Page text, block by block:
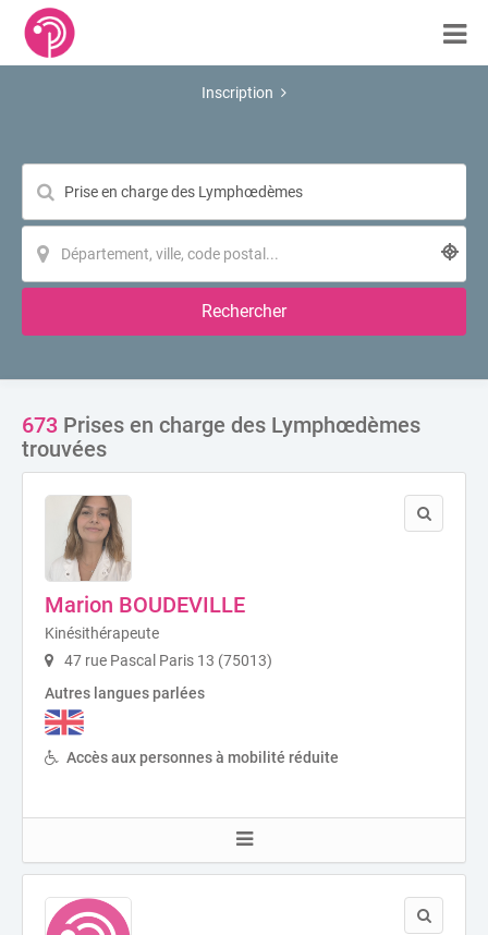
Inscription
Rechercher
673 Prises en charge des Lymphœdèmes
trouvées
Marion BOUDEVILLE
Kinésithérapeute
47 rue Pascal Paris 13 (75013)
Autres langues parlées
Accès aux personnes à mobilité réduite